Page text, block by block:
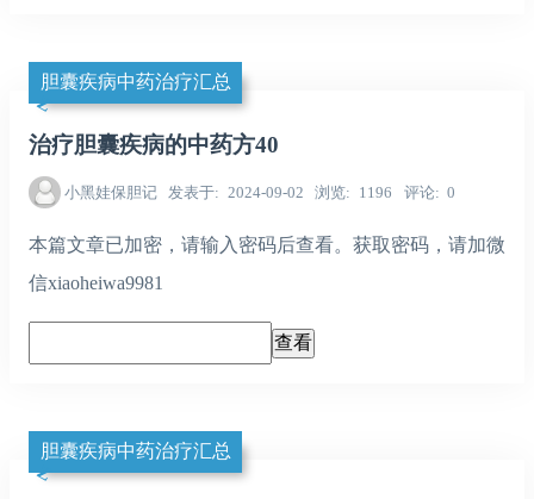
胆囊疾病中药治疗汇总
治疗胆囊疾病的中药方40
小黑娃保胆记 发表于 2024-09-02 浏览 1196 评论 0
本篇文章已加密，请输入密码后查看。获取密码，请加微
信xiaoheiwa9981
胆囊疾病中药治疗汇总